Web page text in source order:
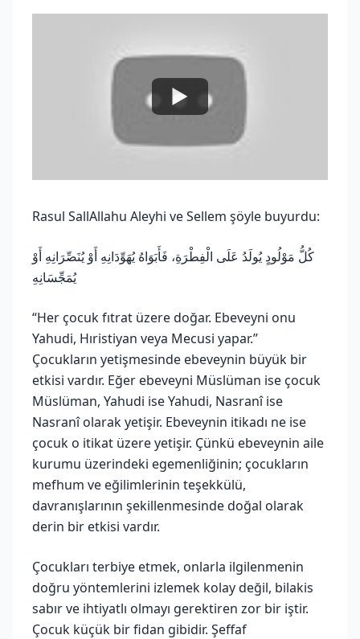
Rasul SallAllahu Aleyhi ve Sellem şöyle buyurdu:
كُلُّ مَوْلُودٍ يُولَدُ عَلَى الْفِطْرَةِ، فَأَبَوَاهُ يُهَوِّدَانِهِ أَوْ يُنَصِّرَانِهِ أَوْ
يُمَجِّسَانِهِ
“Her çocuk fıtrat üzere doğar. Ebeveyni onu
Yahudi, Hıristiyan veya Mecusi yapar.”
Çocukların yetişmesinde ebeveynin büyük bir
etkisi vardır. Eğer ebeveyni Müslüman ise çocuk
Müslüman, Yahudi ise Yahudi, Nasranî ise
Nasranî olarak yetişir. Ebeveynin itikadı ne ise
çocuk o itikat üzere yetişir. Çünkü ebeveynin aile
kurumu üzerindeki egemenliğinin; çocukların
mefhum ve eğilimlerinin teşekkülü,
davranışlarının şekillenmesinde doğal olarak
derin bir etkisi vardır.
Çocukları terbiye etmek, onlarla ilgilenmenin
doğru yöntemlerini izlemek kolay değil, bilakis
sabır ve ihtiyatlı olmayı gerektiren zor bir iştir.
Çocuk küçük bir fidan gibidir. Şeffaf